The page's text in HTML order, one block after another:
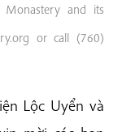
and its
or call (760)
Lộc Uyển và